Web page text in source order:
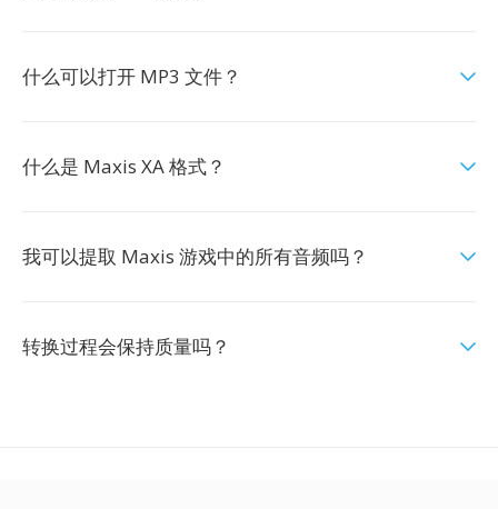
什么可以打开 MP3 文件？
什么是 Maxis XA 格式？
我可以提取 Maxis 游戏中的所有音频吗？
转换过程会保持质量吗？